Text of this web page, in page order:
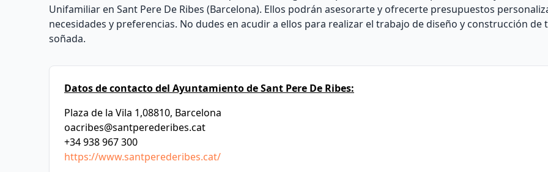
Unifamiliar en Sant Pere De Ribes (Barcelona). Ellos podrán asesorarte y ofrecerte presupuestos
necesidades y preferencias. No dudes en acudir a ellos para realizar el trabajo de diseño y construcción de
soñada.
Datos de contacto del Ayuntamiento de Sant Pere De Ribes:
Plaza de la Vila 1,08810, Barcelona
oacribes@santperederibes.cat
+34 938 967 300
https://www.santperederibes.cat/